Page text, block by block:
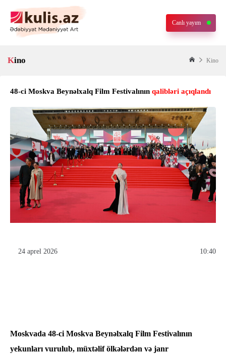
Canlı yayım
Kino Kino
48-ci Moskva Beynəlxalq Film Festivalının qalibləri açıqlandı
24 aprel 2026 10:40
Moskvada 48-ci Moskva Beynəlxalq Film Festivalının
yekunları vurulub, müxtəlif ölkələrdən və janr